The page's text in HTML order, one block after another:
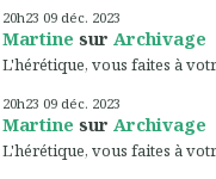
20h23 09 déc. 2023
Martine sur Archivage
L'hérétique, vous faites à
20h23 09 déc. 2023
Martine sur Archivage
L'hérétique, vous faites à